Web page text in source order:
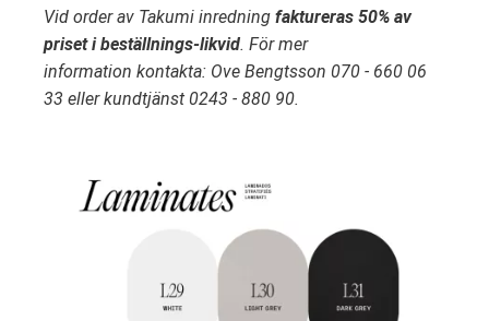
Vid order av Takumi inredning faktureras 50% av
priset i beställnings-likvid. För mer
information kontakta: Ove Bengtsson 070 - 660 06
33 eller kundtjänst 0243 - 880 90.